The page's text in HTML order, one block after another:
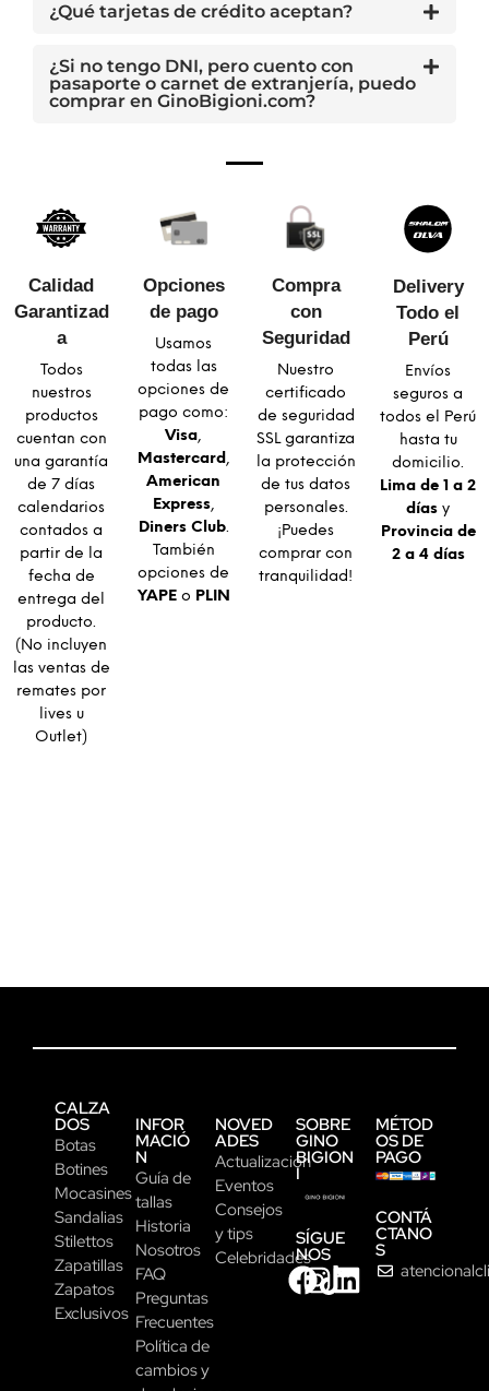
¿Qué tarjetas de crédito aceptan?
¿Si no tengo DNI, pero cuento con
pasaporte o carnet de extranjería, puedo
comprar en GinoBigioni.com?
Calidad
Garantizad
a​
Todos
nuestros
productos
cuentan con
una garantía
de 7 días
calendarios
contados a
partir de la
fecha de
entrega del
producto.
(No incluyen
las ventas de
remates por
lives u
Outlet)
Opciones
de pago
Usamos
todas las
opciones de
pago como:
Visa,
Mastercard,
American
Express,
Diners Club.
También
opciones de
YAPEo PLIN
Compra
con
Seguridad​
Nuestro
certificado
de seguridad
SSL garantiza
la protección
de tus datos
personales.
¡Puedes
comprar con
tranquilidad!
Delivery
Todo el
Perú
Envíos
seguros a
todos el Perú
hasta tu
domicilio.
Lima de 1 a 2
días y
Provincia de
2 a 4 días
CALZA
DOS
Botas
Botines
Mocasines
Sandalias
Stilettos
Zapatillas
Zapatos
Exclusivos
INFOR
MACIÓ
N
Guía de
tallas
Historia
Nosotros
FAQ
Preguntas
Frecuentes
Política de
cambios y
NOVED
ADES
Actualización
Eventos
Consejos
y tips
Celebridades
SOBRE
GINO
BIGION
I
SÍGUE
NOS
MÉTOD
OS DE
PAGO
CONTÁ
CTANO
S